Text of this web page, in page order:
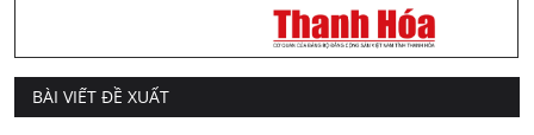
BÀI VIẾT ĐỀ XUẤT